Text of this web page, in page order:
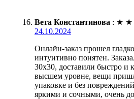
Вета Константинова : ★ ★
24.10.2024
Онлайн-заказ прошел
интуитивно понятен.
30х30, доставили быстро и
высшем уровне, вещи
упаковке и без
яркими и сочными, очень